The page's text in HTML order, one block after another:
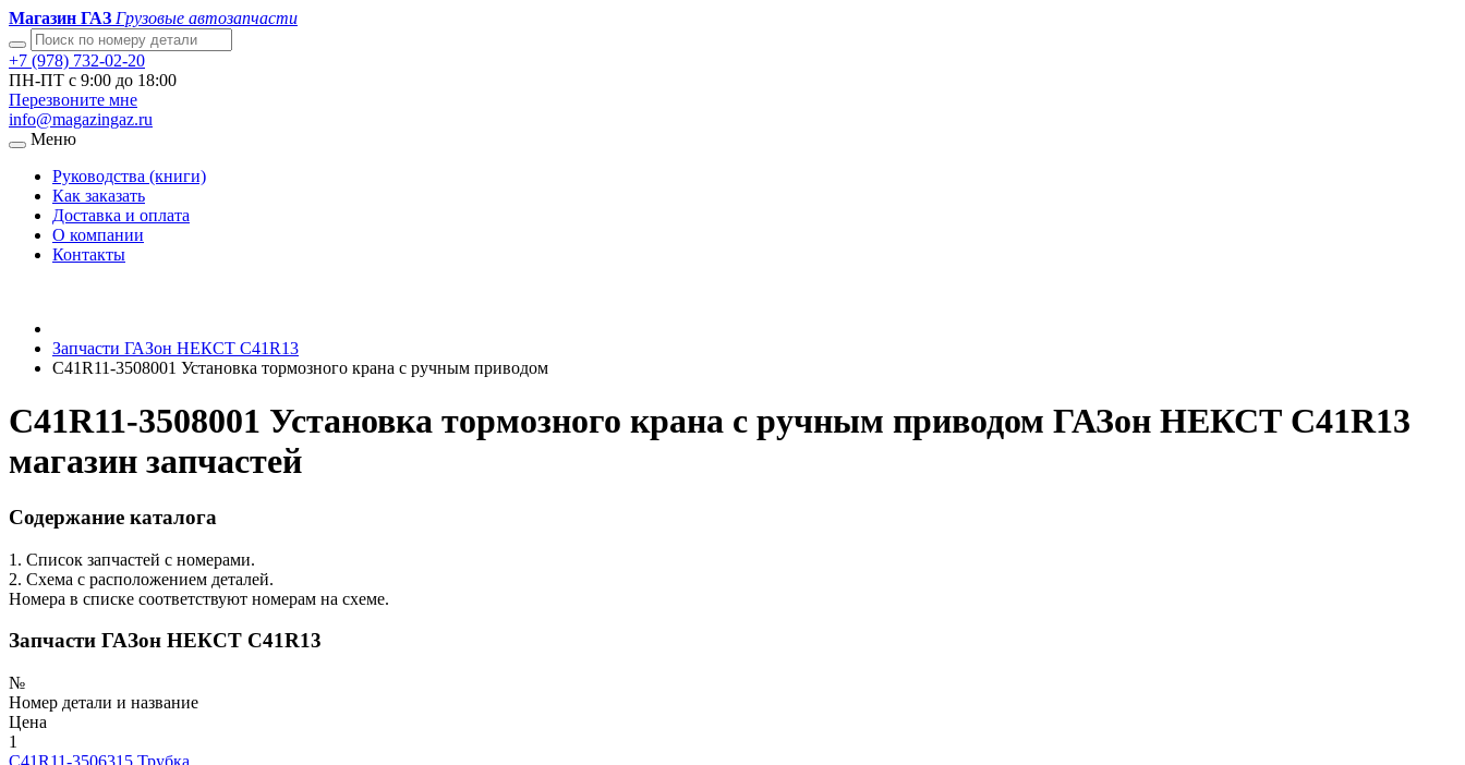
Магазин ГАЗ Грузовые автозапчасти
+7 (978) 732-02-20
ПН-ПТ с 9:00 до 18:00
Перезвоните мне
info@magazingaz.ru
Меню
Руководства (книги)
Как заказать
Доставка и оплата
О компании
Контакты
Запчасти ГАЗон НЕКСТ C41R13
С41R11-3508001 Установка тормозного крана с ручным приводом
С41R11-3508001 Установка тормозного крана с ручным приводом ГАЗон НЕКСТ C41R13
магазин запчастей
Содержание каталога
1. Список запчастей с номерами.
2. Схема с расположением деталей.
Номера в списке соответствуют номерам на схеме.
Запчасти ГАЗон НЕКСТ C41R13
№
Номер детали и название
Цена
1
С41R11-3506315 Трубка